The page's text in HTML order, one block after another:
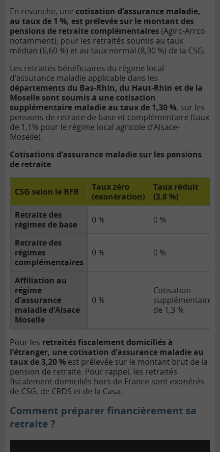
En revanche, une cotisation d’assurance maladie,
au taux de 1 %, est prélevée sur le montant des
pensions de retraite complémentaires (Agirc-Arrco
notamment), pour les retraités soumis au taux
médian (6,60 %) et au taux normal (8,30 %) de la CSG.
Les retraités bénéficiaires du régime local
d’assurance maladie applicable dans les
départements du Bas-Rhin, du Haut-Rhin et de la
Moselle sont soumis à une cotisation
supplémentaire maladie au taux de 1,30 %, sur les
pensions de retraite de base et complémentaire (taux
de 1,1% pour le régime local agricole d’Alsace-
Moselle).
Cotisations d’assurance maladie sur les pensions
de retraite
CSG selon le RFR
Taux zéro
(exonération)
Taux réduit
(3,8 %)
Retraite des
régimes de base
0 % 0 %
Retraite des
régimes
complémentaires
0 % 0 %
Affiliation au
régime
d’assurance
maladie d’Alsace
Moselle
0 %
Cotisation
supplémentaire
de 1,3 %
Pour les retraités fiscalement domiciliés à
l’étranger, une cotisation d’assurance maladie au
taux de 3,20 % est prélevée sur le montant brut de la
pension de retraite. Pour rappel, les retraités
fiscalement domiciliés hors de France sont exonérés
de CSG, de CRDS et de la Casa.
Comment préparer financièrement sa
retraite ?